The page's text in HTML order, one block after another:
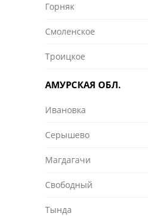
Горняк
Смоленское
Троицкое
АМУРСКАЯ ОБЛ.
Ивановка
Серышево
Магдагачи
Свободный
Тында